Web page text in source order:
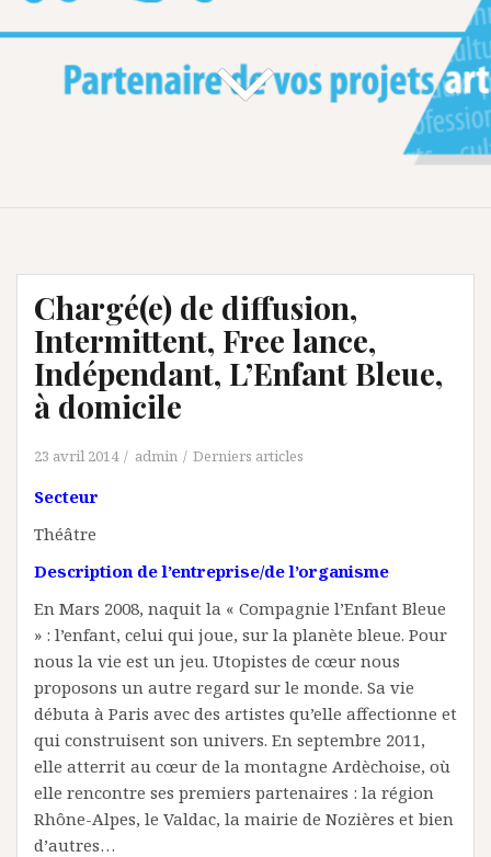
Chargé(e) de diffusion,
Intermittent, Free lance,
Indépendant, L’Enfant Bleue,
à domicile
23 avril 2014 admin Derniers articles
Secteur
Théâtre
Description de l’entreprise/de l’organisme
En Mars 2008, naquit la « Compagnie l’Enfant Bleue
» : l’enfant, celui qui joue, sur la planète bleue. Pour
nous la vie est un jeu. Utopistes de cœur nous
proposons un autre regard sur le monde. Sa vie
débuta à Paris avec des artistes qu’elle affectionne et
qui construisent son univers. En septembre 2011,
elle atterrit au cœur de la montagne Ardèchoise, où
elle rencontre ses premiers partenaires : la région
Rhône-Alpes, le Valdac, la mairie de Nozières et bien
d’autres…